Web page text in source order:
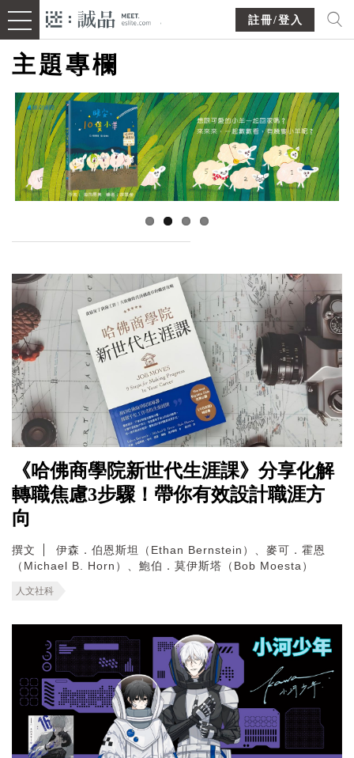
註冊/登入
主題專欄
《哈佛商學院新世代生涯課》分享化解
轉職焦慮3步驟！帶你有效設計職涯方
向
撰文
伊森．伯恩斯坦（Ethan Bernstein）、麥可．霍恩
（Michael B. Horn）、鮑伯．莫伊斯塔（Bob Moesta）
人文社科